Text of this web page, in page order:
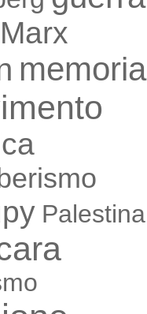
memoria
Palestina